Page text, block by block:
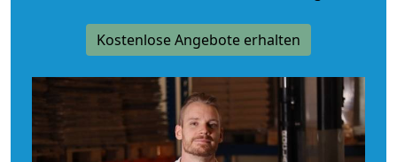
Kostenlose Angebote erhalten